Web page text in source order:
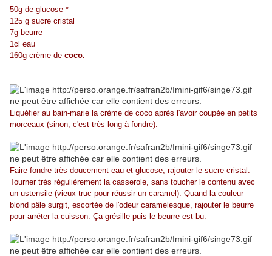
50g de glucose *
125 g sucre cristal
7g beurre
1cl eau
160g crème de coco.
Liquéfier au bain-marie la crème de coco après l'avoir coupée en petits
morceaux (sinon, c'est très long à fondre).
Faire fondre très doucement eau et glucose, rajouter le sucre cristal.
Tourner très régulièrement la casserole, sans toucher le contenu avec
un ustensile (vieux truc pour réussir un caramel). Quand la couleur
blond pâle surgit, escortée de l'odeur caramelesque, rajouter le beurre
pour arréter la cuisson. Ça grésille puis le beurre est bu.